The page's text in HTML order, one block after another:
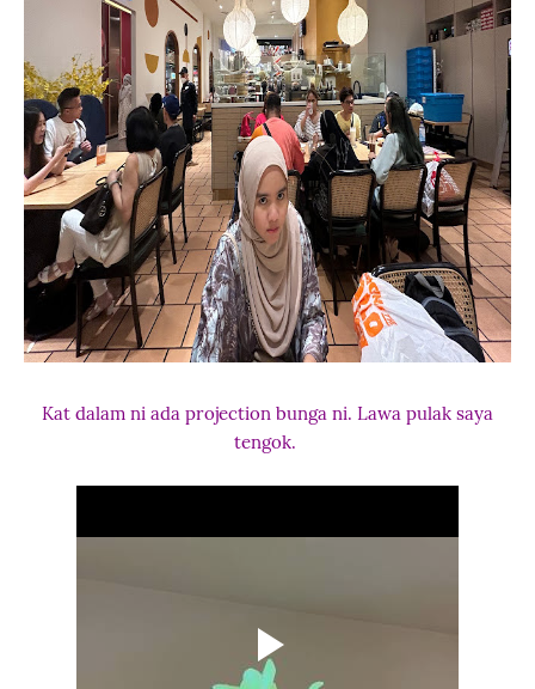
Kat dalam ni ada projection bunga ni. Lawa pulak saya
tengok.